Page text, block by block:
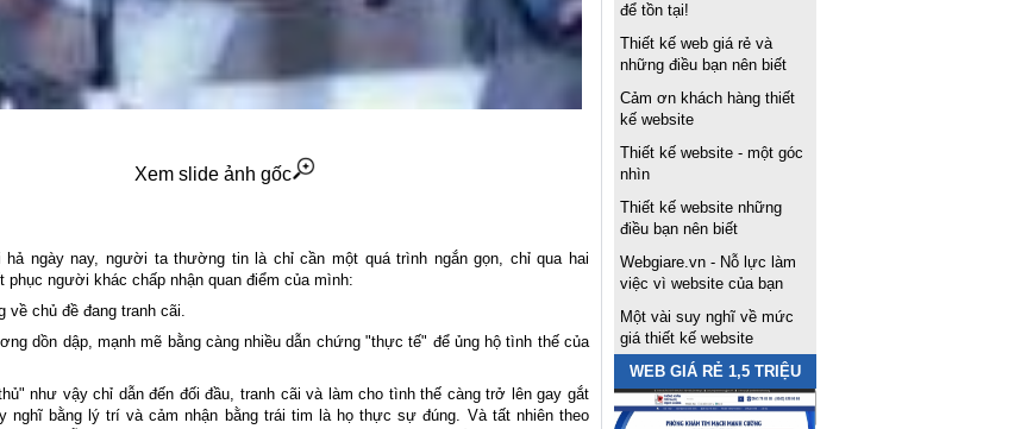
Xem slide ảnh gốc
hả ngày nay, người ta thường tin là chỉ cần một quá trình ngắn gọn, chỉ qua hai
phục người khác chấp nhận quan điểm của mình:
về chủ đề đang tranh cãi.
dồn dập, mạnh mẽ bằng càng nhiều dẫn chứng "thực tế" để ủng hộ tình thế của
như vậy chỉ dẫn đến đối đầu, tranh cãi và làm cho tình thế càng trở lên gay gắt
nghĩ bằng lý trí và cảm nhận bằng trái tim là họ thực sự đúng. Và tất nhiên theo
để tồn tại!
Thiết kế web giá rẻ và
những điều bạn nên biết
Cảm ơn khách hàng thiết
kế website
Thiết kế website - một góc
nhìn
Thiết kế website những
điều bạn nên biết
Webgiare.vn - Nỗ lực làm
việc vì website của bạn
Một vài suy nghĩ về mức
giá thiết kế website
WEB GIÁ RẺ 1,5 TRIỆU